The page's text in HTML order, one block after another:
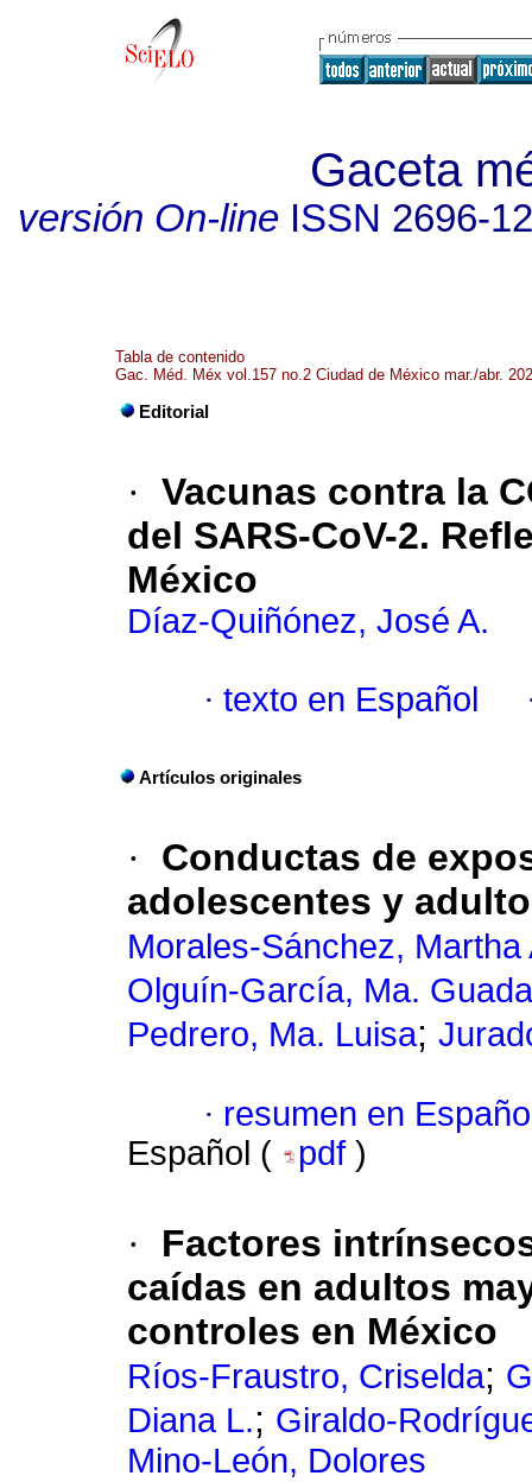
Gaceta
versión On-lineISSN 2696-
Tabla de contenido
Gac. Méd. Méx vol.157 no.2 Ciudad de México mar./abr.
Editorial
· Vacunas contra la
del SARS-CoV-2.
México
Díaz-Quiñónez, José A.
· texto en Español
Artículos originales
·
Conductas de
adolescentes y
Morales-Sánchez, Martha
Olguín-García, Ma.
Pedrero, Ma. Luisa;
· resumen en
Español (
pdf )
·
Factores
caídas en adultos
controles en México
Ríos-Fraustro, Criselda;
Diana L.; Giraldo-
Mino-León, Dolores